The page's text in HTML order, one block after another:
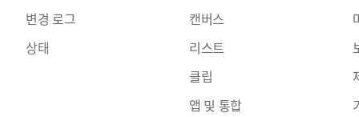
변경 로그
상태
캔버스
리스트
클립
앱 및 통합